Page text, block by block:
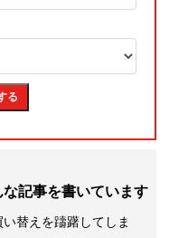
記事を書いています
替えを躊躇してしま